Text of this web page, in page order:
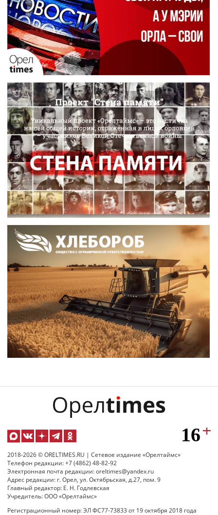
2018-2026 © ORELTIMES.RU | Сетевое издание «Орелтаймс»
Телефон редакции: +7 (4862) 48-82-92
Электронная почта редакции: oreltimes@yandex.ru
Адрес редакции: г. Орел, ул. Октябрьская, д.27, пом. 9
Главный редактор: Е. Н. Годлевская
Учредитель: ООО «Орелтаймс»
Регистрационный номер: ЭЛ ФС77-73833 от 19 октября 2018 года